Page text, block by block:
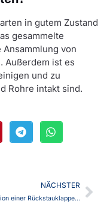
in gutem Zustand
gesammelte
von
Außerdem ist es
und zu
Rohre intakt sind.
NÄCHSTER
Installation einer Rückstauklappe in Ihrem Abwassersystem: eine Schritt-für-Schritt-Anleitung